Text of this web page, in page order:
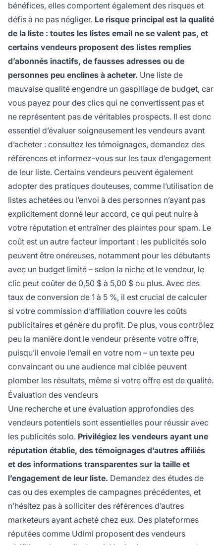
bénéfices, elles comportent également des risques et
défis à ne pas négliger. Le risque principal est la qualité
de la liste : toutes les listes email ne se valent pas, et
certains vendeurs proposent des listes remplies
d’abonnés inactifs, de fausses adresses ou de
personnes peu enclines à acheter. Une liste de
mauvaise qualité engendre un gaspillage de budget, car
vous payez pour des clics qui ne convertissent pas et
ne représentent pas de véritables prospects. Il est donc
essentiel d’évaluer soigneusement les vendeurs avant
d’acheter : consultez les témoignages, demandez des
références et informez-vous sur les taux d’engagement
de leur liste. Certains vendeurs peuvent également
adopter des pratiques douteuses, comme l’utilisation de
listes achetées ou l’envoi à des personnes n’ayant pas
explicitement donné leur accord, ce qui peut nuire à
votre réputation et entraîner des plaintes pour spam. Le
coût est un autre facteur important : les publicités solo
peuvent être onéreuses, notamment pour les débutants
avec un budget limité – selon la niche et le vendeur, le
clic peut coûter de 0,50 $ à 5,00 $ ou plus. Avec des
taux de conversion de 1 à 5 %, il est crucial de calculer
si votre commission d’affiliation couvre les coûts
publicitaires et génère du profit. De plus, vous contrôlez
peu la manière dont le vendeur présente votre offre,
puisqu’il envoie l’email en votre nom – un texte peu
convaincant ou une audience mal ciblée peuvent
plomber les résultats, même si votre offre est de qualité.
Évaluation des vendeurs
Une recherche et une évaluation approfondies des
vendeurs potentiels sont essentielles pour réussir avec
les publicités solo. Privilégiez les vendeurs ayant une
réputation établie, des témoignages d’autres affiliés
et des informations transparentes sur la taille et
l’engagement de leur liste. Demandez des études de
cas ou des exemples de campagnes précédentes, et
n’hésitez pas à solliciter des références d’autres
marketeurs ayant acheté chez eux. Des plateformes
réputées comme Udimi proposent des vendeurs